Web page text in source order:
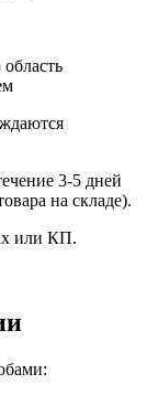
3-5 дней
на складе).
или КП.